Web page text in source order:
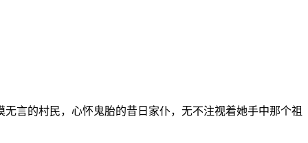
言的村民，心怀鬼胎的昔日家仆，无不注视着她手中那个祖